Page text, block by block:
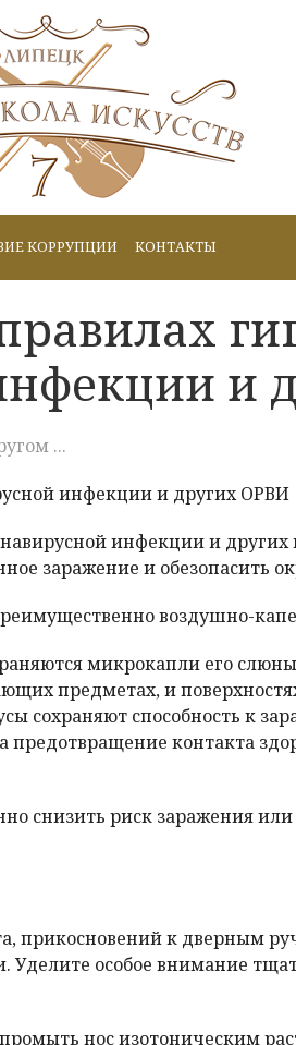
КОРРУПЦИИ КОНТАКТЫ
и
...
инфекции и других ОРВИ
инфекции и других
заражение и обезопасить
воздушно-
микрокапли его
предметах, и
сохраняют способность к
контакта
снизить риск заражения
прикосновений к дверным
Уделите особое внимание
нос изотоническим